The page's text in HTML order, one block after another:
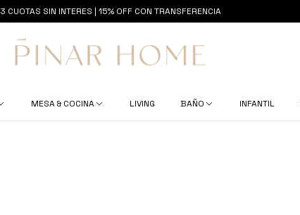
3 CUOTAS SIN INTERES | 15% OFF CON TRANSFERENCIA
MESA & COCINA LIVING BAÑO INFANTIL